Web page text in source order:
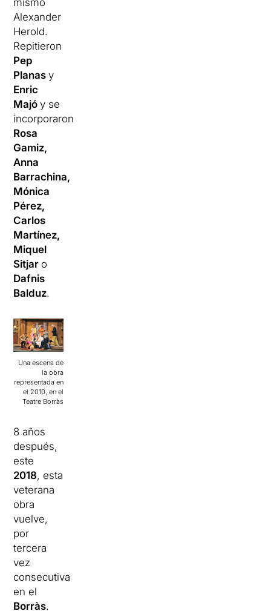
mismo
Alexander
Herold.
Repitieron
Pep
Planasy
Enric
Majóy se
incorporaron
Rosa
Gamiz,
Anna
Barrachina,
Mónica
Pérez,
Carlos
Martínez,
Miquel
Sitjaro
Dafnis
Balduz.
Una escena de
la obra
representada en
el 2010, en el
Teatre Borràs
8 años
después,
este
2018, esta
veterana
obra
vuelve,
por
tercera
vez
consecutiva
en el
Borràs.